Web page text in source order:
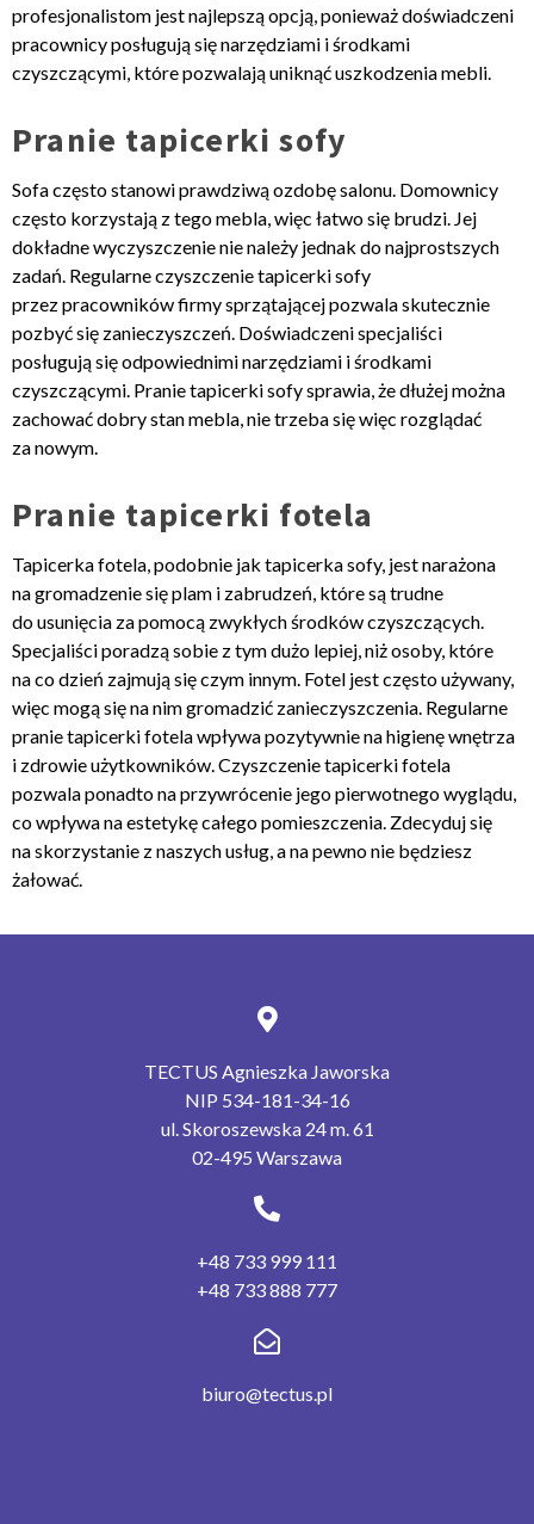
profesjonalistom jest najlepszą opcją, ponieważ doświadczeni
pracownicy posługują się narzędziami i środkami
czyszczącymi, które pozwalają uniknąć uszkodzenia mebli.
Pranie tapicerki sofy
Sofa często stanowi prawdziwą ozdobę salonu. Domownicy
często korzystają z tego mebla, więc łatwo się brudzi. Jej
dokładne wyczyszczenie nie należy jednak do najprostszych
zadań. Regularne czyszczenie tapicerki sofy
przez pracowników firmy sprzątającej pozwala skutecznie
pozbyć się zanieczyszczeń. Doświadczeni specjaliści
posługują się odpowiednimi narzędziami i środkami
czyszczącymi. Pranie tapicerki sofy sprawia, że dłużej można
zachować dobry stan mebla, nie trzeba się więc rozglądać
za nowym.
Pranie tapicerki fotela
Tapicerka fotela, podobnie jak tapicerka sofy, jest narażona
na gromadzenie się plam i zabrudzeń, które są trudne
do usunięcia za pomocą zwykłych środków czyszczących.
Specjaliści poradzą sobie z tym dużo lepiej, niż osoby, które
na co dzień zajmują się czym innym. Fotel jest często używany,
więc mogą się na nim gromadzić zanieczyszczenia. Regularne
pranie tapicerki fotela wpływa pozytywnie na higienę wnętrza
i zdrowie użytkowników. Czyszczenie tapicerki fotela
pozwala ponadto na przywrócenie jego pierwotnego wyglądu,
co wpływa na estetykę całego pomieszczenia. Zdecyduj się
na skorzystanie z naszych usług, a na pewno nie będziesz
żałować.
TECTUS Agnieszka Jaworska
NIP 534-181-34-16
ul. Skoroszewska 24 m. 61
02-495 Warszawa
+48 733 999 111
+48 733 888 777
biuro@tectus.pl